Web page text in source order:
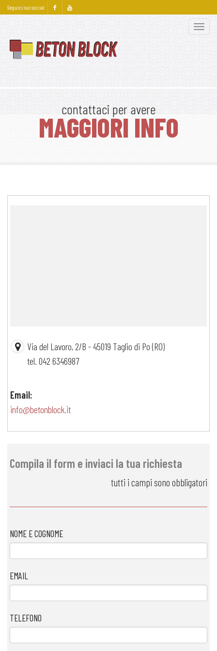
Seguici sui social
Apri
contattaci per avere
MAGGIORI INFO
Via del Lavoro, 2/B - 45019 Taglio di Po (RO)
tel. 042 6346987
Email:
info@betonblock.it
Compila il form e inviaci la tua richiesta
tutti i campi sono obbligatori
NOME E COGNOME
EMAIL
TELEFONO